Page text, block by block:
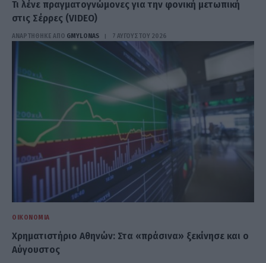
Τι λένε πραγματογνώμονες για την φονική μετωπική
στις Σέρρες (VIDEO)
ΑΝΑΡΤΗΘΗΚΕ ΑΠΟ GMYLONAS 7 ΑΥΓΟΎΣΤΟΥ 2026
ΟΙΚΟΝΟΜΊΑ
Χρηματιστήριο Αθηνών: Στα «πράσινα» ξεκίνησε και ο
Αύγουστος